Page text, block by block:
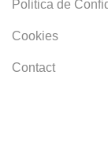
Politica de
Cookies
Contact